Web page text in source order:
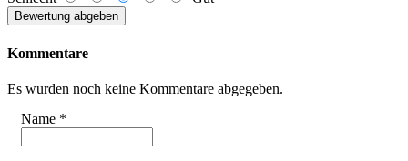
Kommentare
Es wurden noch keine Kommentare abgegeben.
Name *